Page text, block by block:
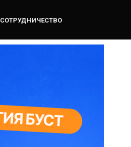
СОТРУДНИЧЕСТВО